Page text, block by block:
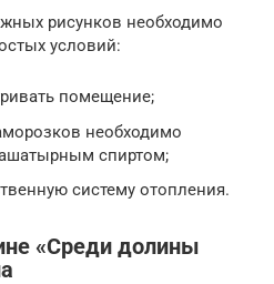
рисунков необходимо
условий:
помещение;
необходимо
спиртом;
систему отопления.
«Среди долины